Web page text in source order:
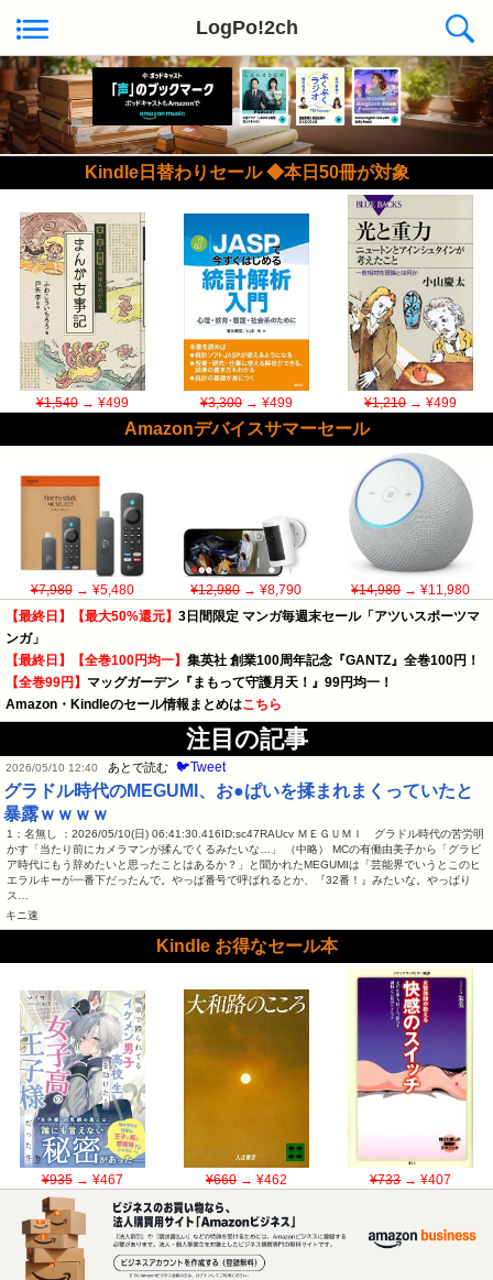
LogPo!2ch
Kindle日替わりセール ◆本日50冊が対象
¥1,540→ ¥499 ¥3,300→ ¥499 ¥1,210→ ¥499
Amazonデバイスサマーセール
¥7,980→ ¥5,480 ¥12,980→ ¥8,790 ¥14,980→ ¥11,980
【最終日】【最大50%還元】 3日間限定 マンガ毎週末セール「アツいスポーツマ
ンガ」
【最終日】【全巻100円均一】 集英社 創業100周年記念『GANTZ』全巻100円！
【全巻99円】 マッグガーデン『まもって守護月天！』99円均一！
Amazon・Kindleのセール情報まとめはこちら
注目の記事
2026/05/10 12:40 あとで読む 🐦Tweet
グラドル時代のMEGUMI、お●ぱいを揉まれまくっていたと
暴露ｗｗｗｗ
1：名無し ：2026/05/10(日) 06:41:30.416ID:sc47RAUcv ＭＥＧＵＭＩ グラドル時代の苦労明
かす「当たり前にカメラマンが揉んでくるみたいな…」 （中略） MCの有働由美子から「グラビ
ア時代にもう辞めたいと思ったことはあるか？」と聞かれたMEGUMIは「芸能界でいうとこのヒ
エラルキーが一番下だったんで。やっぱ番号で呼ばれるとか、『32番！』みたいな。やっぱり
ス…
キニ速
Kindle お得なセール本
¥935→ ¥467 ¥660→ ¥462 ¥733→ ¥407